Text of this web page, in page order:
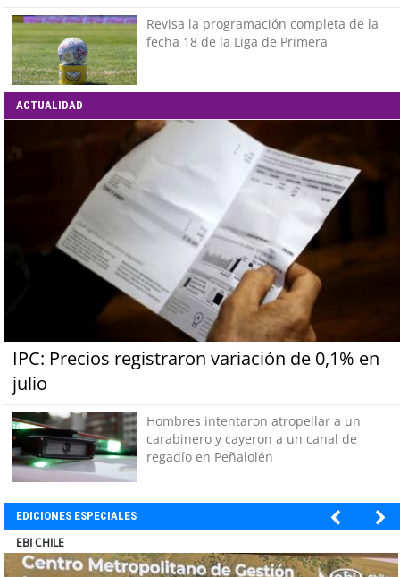
Revisa la programación completa de la
fecha 18 de la Liga de Primera
ACTUALIDAD
IPC: Precios registraron variación de 0,1% en
julio
Hombres intentaron atropellar a un
carabinero y cayeron a un canal de
regadío en Peñalolén
EDICIONES ESPECIALES
SOPRAVAL